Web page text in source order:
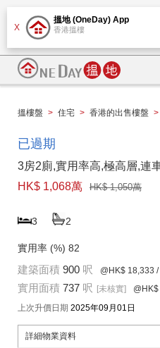
X
搵地 (OneDay) App
香港搵樓
搵樓盤 > 住宅 > 香港的出售樓盤 >
已過期
3房2廁,實用率高,極高層,連
HK$ 1,068萬
HK$ 1,050萬
3 2
實用率 (%) 82
建築面積 900 呎 @HK$ 18,333 /
實用面積 737 呎 [未核實]
上次升價日期 2025年09月01日
詳細物業資料